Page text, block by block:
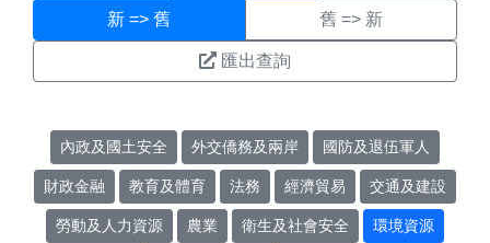
新 => 舊 舊 => 新
匯出查詢
內政及國土安全 外交僑務及兩岸 國防及退伍軍人
財政金融 教育及體育 法務 經濟貿易 交通及建設
勞動及人力資源 農業 衛生及社會安全 環境資源